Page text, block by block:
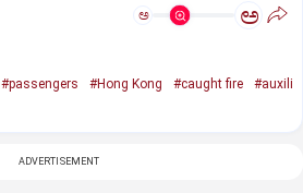
ಅ ಅ
#passengers #Hong Kong #caught fire
#auxili
ADVERTISEMENT